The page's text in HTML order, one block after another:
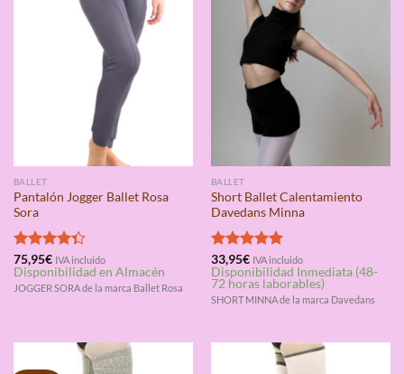
BALLET
Pantalón Jogger Ballet Rosa
Sora
Valorado
con4.33
de 5
75,95€ IVA incluido
Disponibilidad en Almacén
JOGGER SORA de la marca Ballet Rosa
BALLET
Short Ballet Calentamiento
Davedans Minna
Valorado
con4.80
de 5
33,95€ IVA incluido
Disponibilidad Inmediata (48-
72 horas laborables)
SHORT MINNA de la marca Davedans